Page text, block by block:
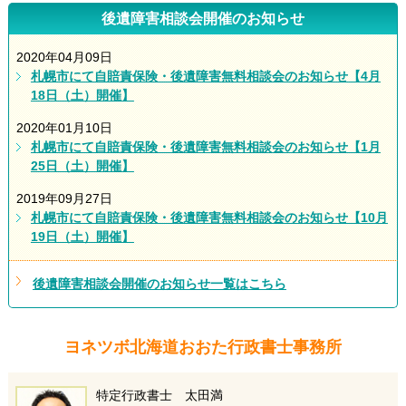
後遺障害相談会開催のお知らせ
2020年04月09日
札幌市にて自賠責保険・後遺障害無料相談会のお知らせ【4月
18日（土）開催】
2020年01月10日
札幌市にて自賠責保険・後遺障害無料相談会のお知らせ【1月
25日（土）開催】
2019年09月27日
札幌市にて自賠責保険・後遺障害無料相談会のお知らせ【10月
19日（土）開催】
後遺障害相談会開催のお知らせ一覧はこちら
ヨネツボ北海道おおた行政書士事務所
特定行政書士 太田満